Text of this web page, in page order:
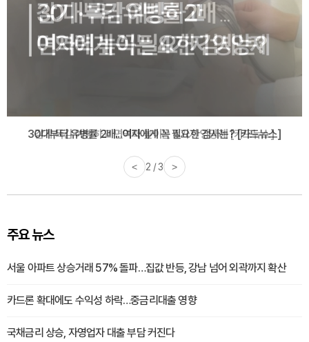
감기·독감 예방하고 면역력 높이는 4가지 영양제 [카드뉴스]
< 3 / 3 >
주요 뉴스
서울 아파트 상승거래 57% 돌파…집값 반등, 강남 넘어 외곽까지 확산
카드론 확대에도 수익성 하락…중금리대출 영향
국채금리 상승, 자영업자 대출 부담 커진다